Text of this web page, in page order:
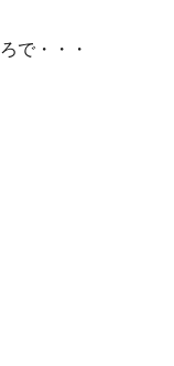
で・・・